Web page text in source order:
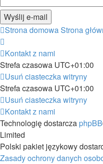
Strona domowaStrona
Kontakt z nami
Strefa czasowa UTC+01:00
Usuń ciasteczka witryny
Strefa czasowa UTC+01:00
Usuń ciasteczka witryny
Kontakt z nami
Technologię dostarcza phpBB
Limited
Polski pakiet językowy
Zasady ochrony danych